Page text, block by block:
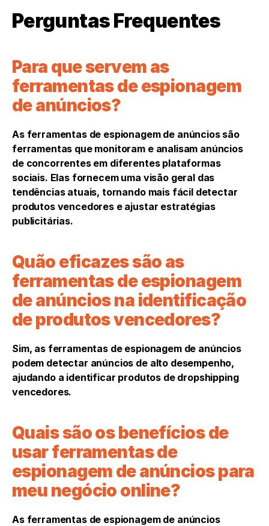
Perguntas Frequentes
Para que servem as
ferramentas de espionagem
de anúncios?
As ferramentas de espionagem de anúncios são
ferramentas que monitoram e analisam anúncios
de concorrentes em diferentes plataformas
sociais. Elas fornecem uma visão geral das
tendências atuais, tornando mais fácil detectar
produtos vencedores e ajustar estratégias
publicitárias.
Quão eficazes são as
ferramentas de espionagem
de anúncios na identificação
de produtos vencedores?
Sim, as ferramentas de espionagem de anúncios
podem detectar anúncios de alto desempenho,
ajudando a identificar produtos de dropshipping
vencedores.
Quais são os benefícios de
usar ferramentas de
espionagem de anúncios para
meu negócio online?
As ferramentas de espionagem de anúncios